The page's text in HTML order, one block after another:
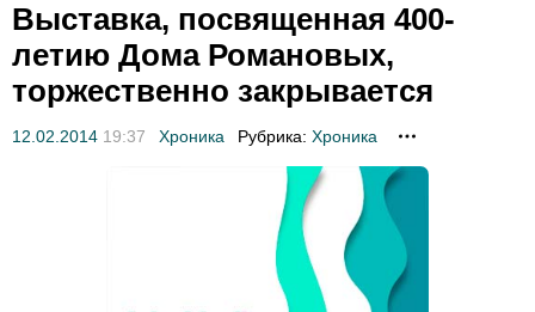
Выставка, посвященная 400-
летию Дома Романовых,
торжественно закрывается
12.02.2014 19:37 Хроника Рубрика: Хроника